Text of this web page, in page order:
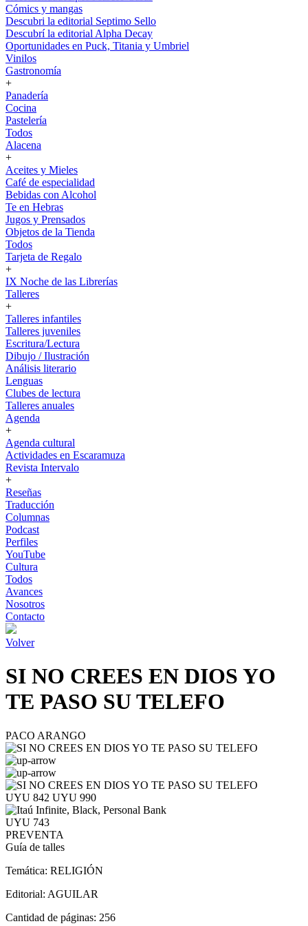
Cómics y mangas
Descubri la editorial Septimo Sello
Descubrí la editorial Alpha Decay
Oportunidades en Puck, Titania y Umbriel
Vinilos
Gastronomía
+
Panadería
Cocina
Pastelería
Todos
Alacena
+
Aceites y Mieles
Café de especialidad
Bebidas con Alcohol
Te en Hebras
Jugos y Prensados
Objetos de la Tienda
Todos
Tarjeta de Regalo
+
IX Noche de las Librerías
Talleres
+
Talleres infantiles
Talleres juveniles
Escritura/Lectura
Dibujo / Ilustración
Análisis literario
Lenguas
Clubes de lectura
Talleres anuales
Agenda
+
Agenda cultural
Actividades en Escaramuza
Revista Intervalo
+
Reseñas
Traducción
Columnas
Podcast
Perfiles
YouTube
Cultura
Todos
Avances
Nosotros
Contacto
Volver
SI NO CREES EN DIOS YO
TE PASO SU TELEFO
PACO ARANGO
UYU 842 UYU 990
UYU 743
PREVENTA
Guía de talles
Temática: RELIGIÓN
Editorial: AGUILAR
Cantidad de páginas: 256